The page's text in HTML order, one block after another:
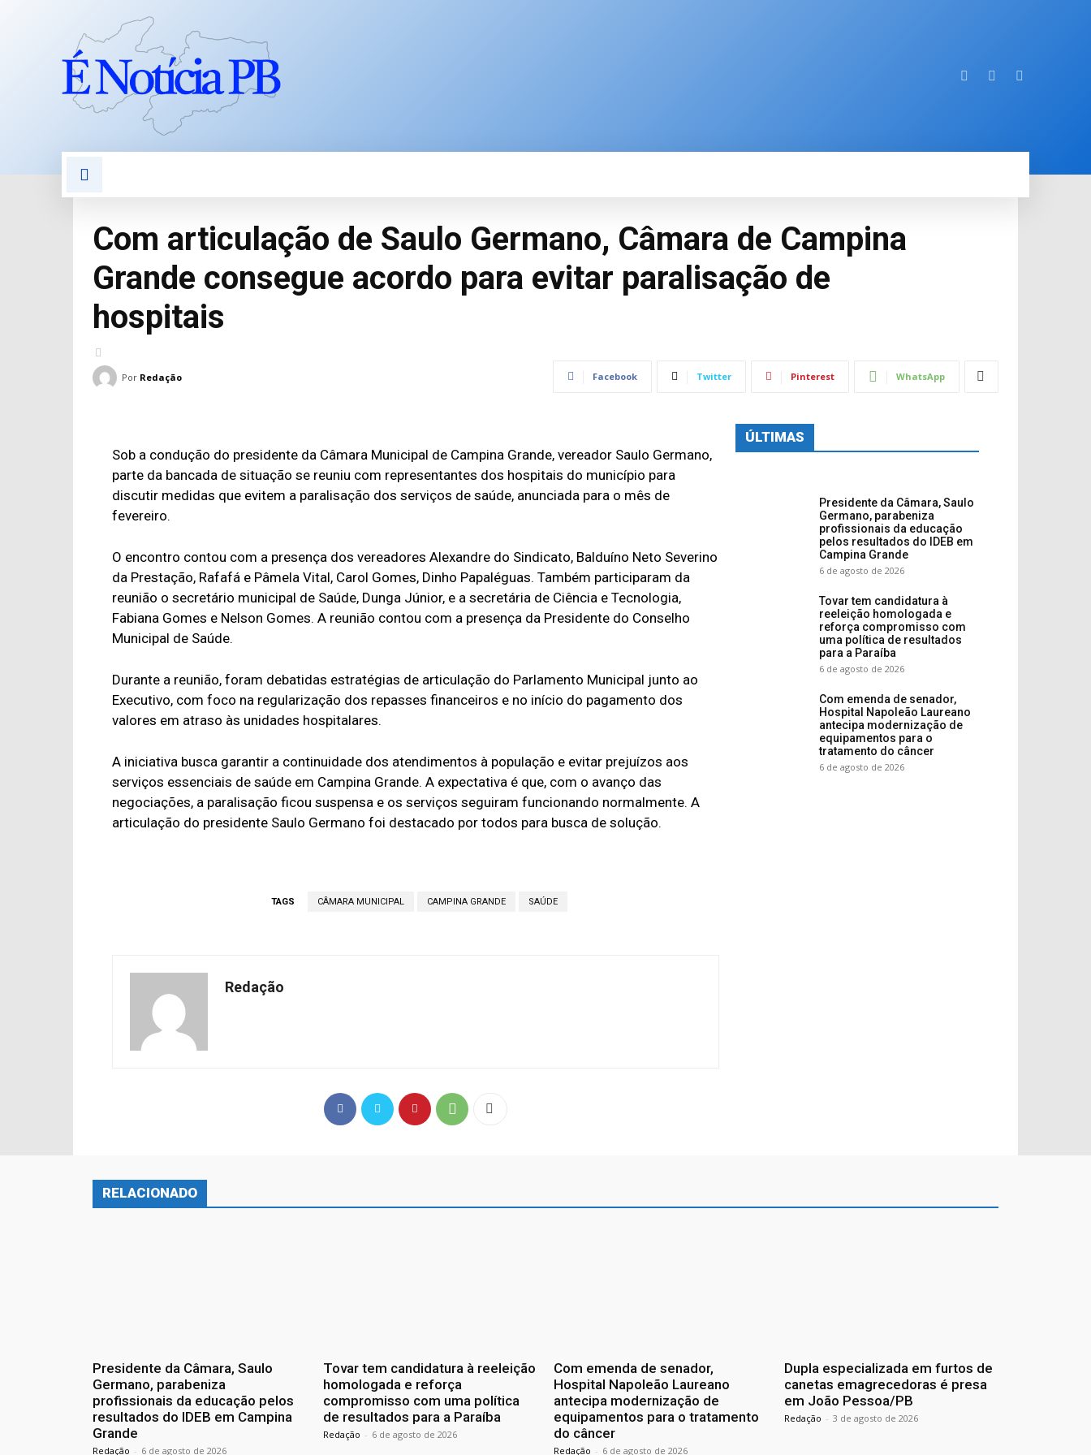
Com articulação de Saulo Germano, Câmara de Campina
Grande consegue acordo para evitar paralisação de
hospitais
Por Redação Facebook Twitter Pinterest WhatsApp
Sob a condução do presidente da Câmara Municipal de Campina Grande, vereador Saulo Germano,
parte da bancada de situação se reuniu com representantes dos hospitais do município para
discutir medidas que evitem a paralisação dos serviços de saúde, anunciada para o mês de
fevereiro.
O encontro contou com a presença dos vereadores Alexandre do Sindicato, Balduíno Neto Severino
da Prestação, Rafafá e Pâmela Vital, Carol Gomes, Dinho Papaléguas. Também participaram da
reunião o secretário municipal de Saúde, Dunga Júnior, e a secretária de Ciência e Tecnologia,
Fabiana Gomes e Nelson Gomes. A reunião contou com a presença da Presidente do Conselho
Municipal de Saúde.
Durante a reunião, foram debatidas estratégias de articulação do Parlamento Municipal junto ao
Executivo, com foco na regularização dos repasses financeiros e no início do pagamento dos
valores em atraso às unidades hospitalares.
A iniciativa busca garantir a continuidade dos atendimentos à população e evitar prejuízos aos
serviços essenciais de saúde em Campina Grande. A expectativa é que, com o avanço das
negociações, a paralisação ficou suspensa e os serviços seguiram funcionando normalmente. A
articulação do presidente Saulo Germano foi destacado por todos para busca de solução.
TAGS CÂMARA MUNICIPAL CAMPINA GRANDE SAÚDE
Redação
ÚLTIMAS
Presidente da Câmara, Saulo
Germano, parabeniza
profissionais da educação
pelos resultados do IDEB em
Campina Grande
6 de agosto de 2026
Tovar tem candidatura à
reeleição homologada e
reforça compromisso com
uma política de resultados
para a Paraíba
6 de agosto de 2026
Com emenda de senador,
Hospital Napoleão Laureano
antecipa modernização de
equipamentos para o
tratamento do câncer
6 de agosto de 2026
RELACIONADO
Presidente da Câmara, Saulo
Germano, parabeniza
profissionais da educação pelos
resultados do IDEB em Campina
Grande
Redação - 6 de agosto de 2026
Tovar tem candidatura à reeleição
homologada e reforça
compromisso com uma política
de resultados para a Paraíba
Redação - 6 de agosto de 2026
Com emenda de senador,
Hospital Napoleão Laureano
antecipa modernização de
equipamentos para o tratamento
do câncer
Redação - 6 de agosto de 2026
Dupla especializada em furtos de
canetas emagrecedoras é presa
em João Pessoa/PB
Redação - 3 de agosto de 2026